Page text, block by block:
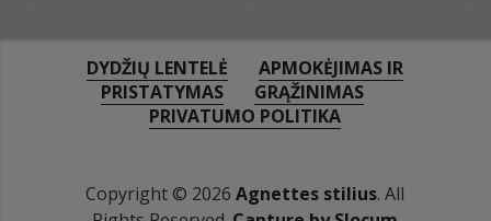
DYDŽIŲ LENTELĖ
APMOKĖJIMAS IR
PRISTATYMAS
GRĄŽINIMAS
PRIVATUMO POLITIKA
Copyright © 2026Agnettes stilius. All